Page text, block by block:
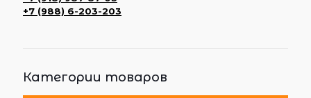
+7 (988) 6-203-203
Категории товаров